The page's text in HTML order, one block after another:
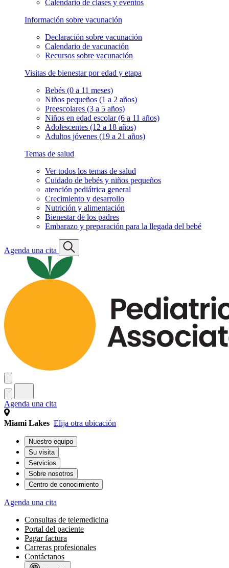
Calendario de clases y eventos
Información sobre vacunación
Declaración sobre vacunación
Calendario de vacunación
Recursos sobre vacunación
Visitas de bienestar por edad y etapa
Bebés (0 a 11 meses)
Niños pequeños (1 a 2 años)
Preescolares (3 a 5 años)
Niños en edad escolar (6 a 11 años)
Adolescentes (12 a 18 años)
Adultos jóvenes (19 a 21 años)
Temas de salud
Ver todos los temas de salud
Cuidado de bebés y niños pequeños
atención pediátrica general
Crecimiento y desarrollo
Nutrición y alimentación
Bienestar de los padres
Embarazo y preparación para la llegada del bebé
Agenda una cita
Agenda una cita
Miami Lakes Elija otra ubicación
Nuestro equipo
Su visita
Servicios
Sobre nosotros
Centro de conocimiento
Agenda una cita
Consultas de telemedicina
Portal del paciente
Pagar factura
Carreras profesionales
Contáctanos